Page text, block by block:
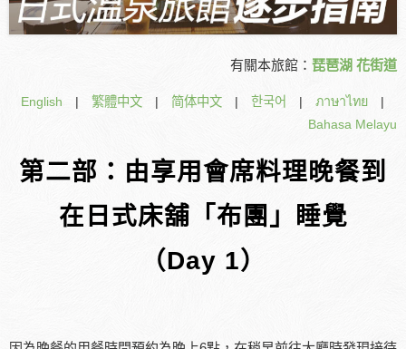
有關本旅館： 琵琶湖 花街道
English | 繁體中文 | 简体中文 | 한국어 | ภาษาไทย |
Bahasa Melayu
第二部：由享用會席料理晚餐到
在日式床舖「布團」睡覺
（Day 1）